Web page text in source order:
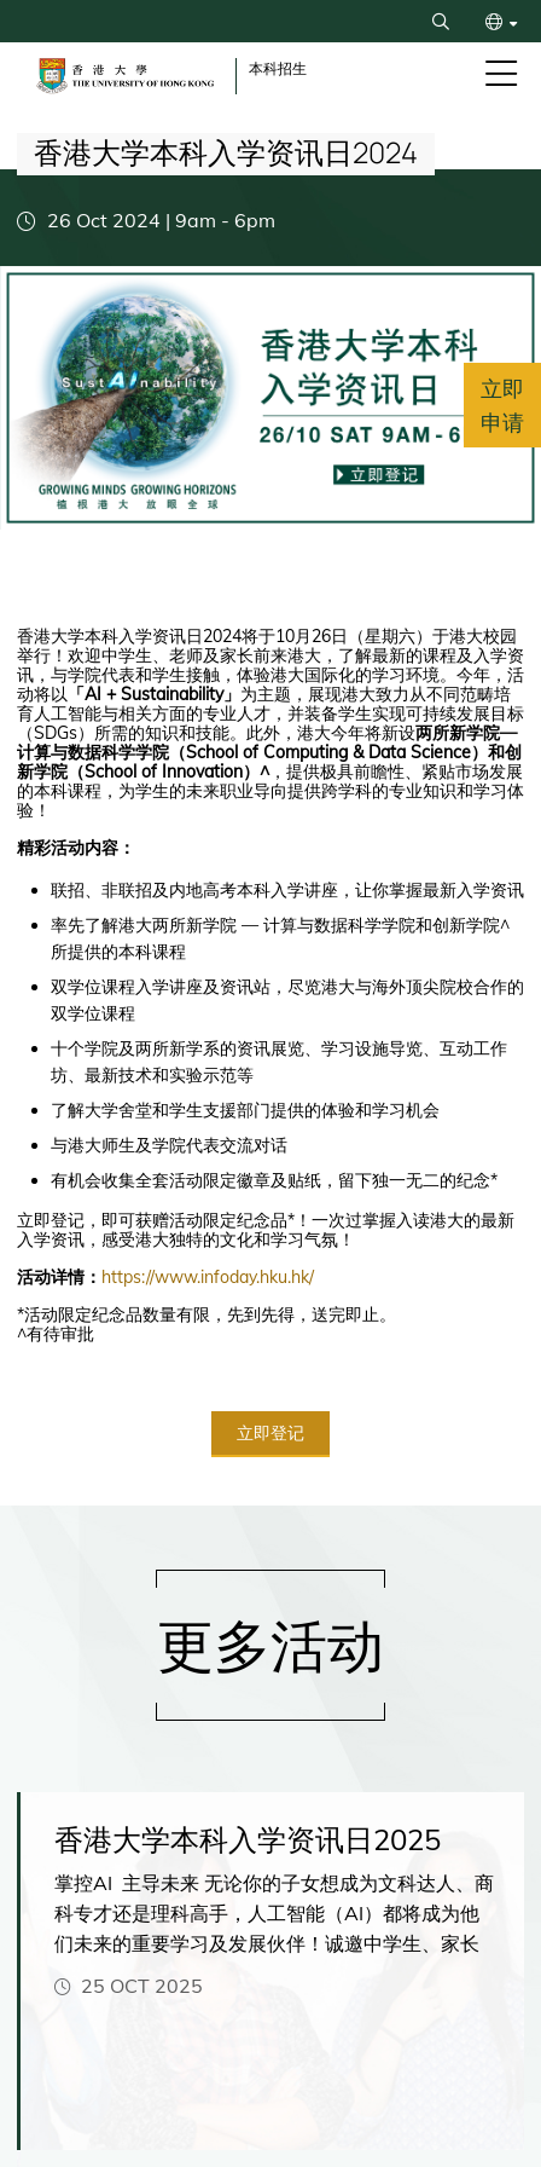
to
content
Search
本科招生
Breadcrumb
香港大学本科入学资讯日2024
26 Oct 2024 | 9am - 6pm
香港大学本科入学资讯日2024将于10月26日（星期六）于港大校园
举行！欢迎中学生、老师及家长前来港大，了解最新的课程及入学资
讯，与学院代表和学生接触，体验港大国际化的学习环境。今年，活
动将以 「AI + Sustainability」 为主题，展现港大致力从不同范畴培
育人工智能与相关方面的专业人才，并装备学生实现可持续发展目标
（SDGs）所需的知识和技能。此外，港大今年将新设两所新学院—
计算与数据科学学院（School of Computing & Data Science）和创
新学院（School of Innovation）^，提供极具前瞻性、紧贴市场发展
的本科课程，为学生的未来职业导向提供跨学科的专业知识和学习体
验！
精彩活动内容：
联招、非联招及内地高考本科入学讲座，让你掌握最新入学资讯
率先了解港大两所新学院 — 计算与数据科学学院和创新学院^
所提供的本科课程
双学位课程入学讲座及资讯站，尽览港大与海外顶尖院校合作的
双学位课程
十个学院及两所新学系的资讯展览、学习设施导览、互动工作
坊、最新技术和实验示范等
了解大学舍堂和学生支援部门提供的体验和学习机会
与港大师生及学院代表交流对话
有机会收集全套活动限定徽章及贴纸，留下独一无二的纪念*
立即登记，即可获赠活动限定纪念品*！一次过掌握入读港大的最新
入学资讯，感受港大独特的文化和学习气氛！
活动详情： https://www.infoday.hku.hk/
*活动限定纪念品数量有限，先到先得，送完即止。
^有待审批
立即登记
更多活动
香港大学本科入学资讯日2025
掌控AI 主导未来 无论你的子女想成为文科达人、商
科专才还是理科高手，人工智能（AI）都将成为他
们未来的重要学习及发展伙伴！诚邀中学生、家长
及老师亲临港大，一探港大如何帮助学生掌握AI的
核心技能，在科技时代脱颖而出！资讯日当天更可
25 OCT 2025
立即
申请